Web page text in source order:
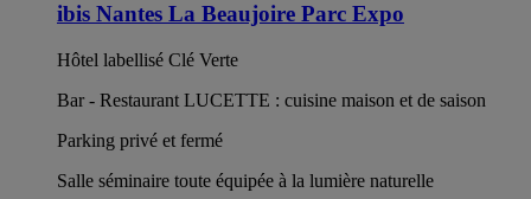
ibis Nantes La Beaujoire Parc Expo
Hôtel labellisé Clé Verte
Bar - Restaurant LUCETTE : cuisine maison et de saison
Parking privé et fermé
Salle séminaire toute équipée à la lumière naturelle